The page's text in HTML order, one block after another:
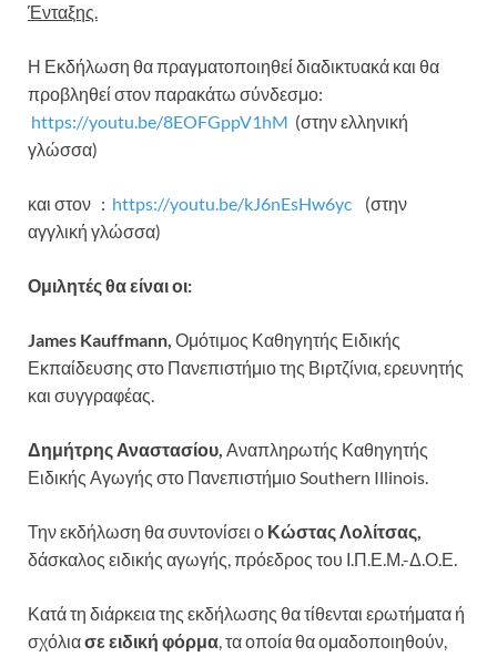
Ένταξης.
Η Εκδήλωση θα πραγματοποιηθεί διαδικτυακά και θα
προβληθεί στον παρακάτω σύνδεσμο:
https://youtu.be/8EOFGppV1hM (στην ελληνική
γλώσσα)
και στον : https://youtu.be/kJ6nEsHw6yc (στην
αγγλική γλώσσα)
Ομιλητές θα είναι οι:
James Kauffmann, Ομότιμος Καθηγητής Ειδικής
Εκπαίδευσης στο Πανεπιστήμιο της Βιρτζίνια, ερευνητής
και συγγραφέας.
Δημήτρης Αναστασίου, Αναπληρωτής Καθηγητής
Ειδικής Αγωγής στο Πανεπιστήμιο Southern Illinois.
Την εκδήλωση θα συντονίσει ο Κώστας Λολίτσας,
δάσκαλος ειδικής αγωγής, πρόεδρος του Ι.Π.Ε.Μ.-Δ.Ο.Ε.
Κατά τη διάρκεια της εκδήλωσης θα τίθενται ερωτήματα ή
σχόλιασε ειδική φόρμα, τα οποία θα ομαδοποιηθούν,